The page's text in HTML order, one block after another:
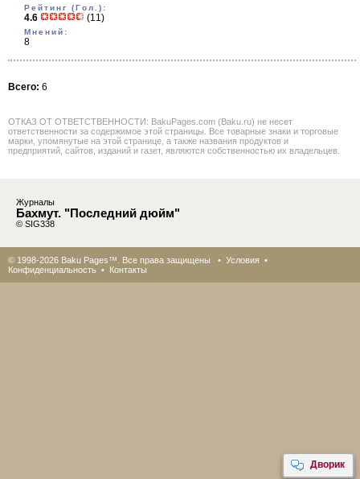
Рейтинг (Гол.):
4.6 (11)
Мнений:
8
Всего: 6
ОТКАЗ ОТ ОТВЕТСТВЕННОСТИ: BakuPages.com (Baku.ru) не несет
ответственности за содержимое этой страницы. Все товарные знаки и торговые
марки, упомянутые на этой странице, а также названия продуктов и
предприятий, сайтов, изданий и газет, являются собственностью их владельцев.
Дворик
Журналы
Бахмут. "Последний дюйм"
© SIG338
© 1998-2026 Baku Pages™. Все права защищены • Условия •
Конфиденциальность • Контакты